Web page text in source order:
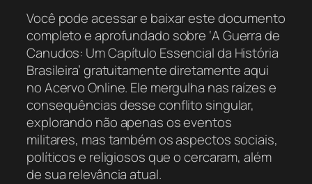
Você pode acessar e baixar este documento
completo e aprofundado sobre ‘A Guerra de
Canudos: Um Capítulo Essencial da História
Brasileira’ gratuitamente diretamente aqui
no Acervo Online. Ele mergulha nas raízes e
consequências desse conflito singular,
explorando não apenas os eventos
militares, mas também os aspectos sociais,
políticos e religiosos que o cercaram, além
de sua relevância atual.